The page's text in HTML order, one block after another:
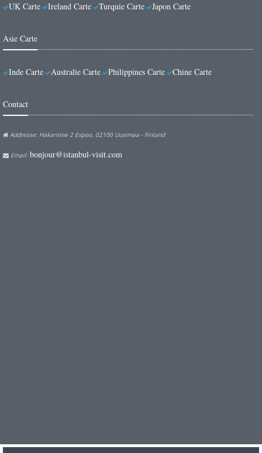
UK Carte Ireland Carte Turquie Carte Japon Carte
Asie Carte
Inde Carte Australie Carte Philippines Carte Chine Carte
Contact
Addresse: Hakarinne 2 Espoo, 02100 Uusimaa - Finland
Email: bonjour@istanbul-visit.com